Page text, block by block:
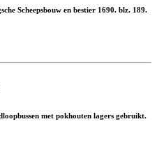
Scheepsbouw en bestier 1690. blz. 189.
met pokhouten lagers gebruikt.